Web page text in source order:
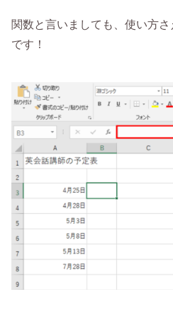
関数と言いましても、使い方
です！